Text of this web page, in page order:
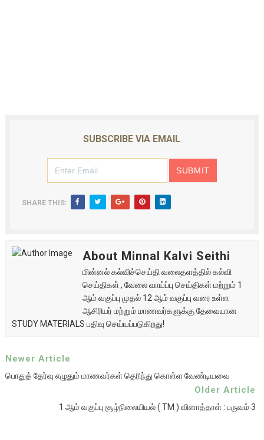
SUBSCRIBE VIA EMAIL
SHARE THIS:
About Minnal Kalvi Seithi
மின்னல் கல்விச்செய்தி வலைதளத்தில் கல்வி
செய்திகள் , வேலை வாய்ப்பு செய்திகள் மற்றும் 1
ஆம் வகுப்பு முதல் 12 ஆம் வகுப்பு வரை உள்ள
ஆசிரியர் மற்றும் மாணவர்களுக்கு தேவையான
STUDY MATERIALS பதிவு செய்யப்படுகிறது!
Newer Article
பொதுத் தேர்வு எழுதும் மாணவர்கள் தெரிந்து கொள்ள வேண்டியவை
Older Article
1 ஆம் வகுப்பு சூழ்நிலையியல் ( TM ) வினாத்தாள் : பருவம் 3